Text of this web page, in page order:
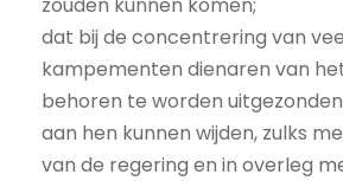
dat bij de concentrering van
kampementen dienaren van
behoren te worden
aan hen kunnen wijden, zulks
van de regering en in overleg